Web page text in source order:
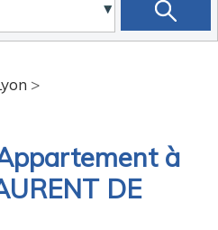
>
à
DE